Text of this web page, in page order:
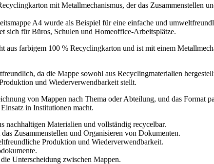
mit Metallmechanismus, der das
A4 wurde als Beispiel für eine einfache und
sich für Büros, Schulen und Homeoffice-Arbeitsplätze.
aus farbigem 100 % Recyclingkarton und ist mit einem
da die Mappe sowohl aus Recyclingmaterialien
und Wiederverwendbarkeit stellt.
von Mappen nach Thema oder Abteilung, und das
in Institutionen macht.
nachhaltigen Materialien und vollständig recycelbar.
Zusammenstellen und Organisieren von Dokumenten.
Produktion und Wiederverwendbarkeit.
Unterscheidung zwischen Mappen.